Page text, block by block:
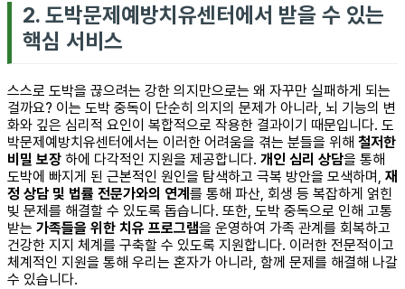
2. 도박문제예방치유센터에서 받을 수 있는
핵심 서비스
스스로 도박을 끊으려는 강한 의지만으로는 왜 자꾸만 실패하게 되는
걸까요? 이는 도박 중독이 단순히 의지의 문제가 아니라, 뇌 기능의 변
화와 깊은 심리적 요인이 복합적으로 작용한 결과이기 때문입니다. 도
박문제예방치유센터에서는 이러한 어려움을 겪는 분들을 위해 철저한
비밀 보장 하에 다각적인 지원을 제공합니다. 개인 심리 상담을 통해
도박에 빠지게 된 근본적인 원인을 탐색하고 극복 방안을 모색하며, 재
정 상담 및 법률 전문가와의 연계 를 통해 파산, 회생 등 복잡하게 얽힌
빚 문제를 해결할 수 있도록 돕습니다. 또한, 도박 중독으로 인해 고통
받는 가족들을 위한 치유 프로그램을 운영하여 가족 관계를 회복하고
건강한 지지 체계를 구축할 수 있도록 지원합니다. 이러한 전문적이고
체계적인 지원을 통해 우리는 혼자가 아니라, 함께 문제를 해결해 나갈
수 있습니다.